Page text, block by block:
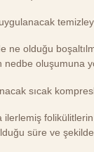
ne olduğu
nedbe oluşumuna
sıcak
ilerlemiş
süre ve şekilde